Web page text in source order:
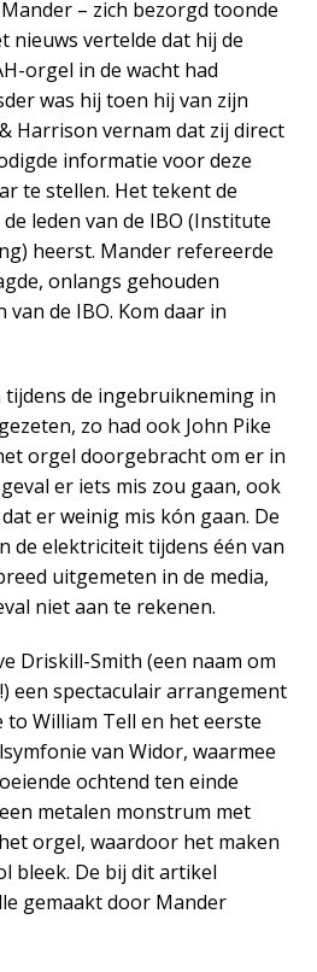
– zich bezorgd toonde
nieuws vertelde dat hij de
orgel in de wacht had
was hij toen hij van zijn
Harrison vernam dat zij direct
informatie voor deze
te stellen. Het tekent de
leden van de IBO (Institute
heerst. Mander refereerde
onlangs gehouden
van de IBO. Kom daar in
de ingebruikneming in
zo had ook John Pike
orgel doorgebracht om er in
er iets mis zou gaan, ook
er weinig mis kón gaan. De
de elektriciteit tijdens één van
uitgemeten in de media,
niet aan te rekenen.
Driskill-Smith (een naam om
een spectaculair arrangement
to William Tell en het eerste
van Widor, waarmee
ochtend ten einde
metalen monstrum met
orgel, waardoor het maken
bleek. De bij dit artikel
gemaakt door Mander